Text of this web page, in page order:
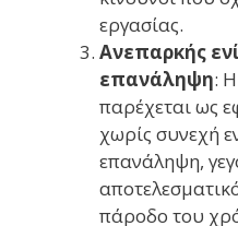
εργασίας.
Ανεπαρκής
επανάληψη:
παρέχεται ως
χωρίς συνεχή
επανάληψη,
πάροδο του